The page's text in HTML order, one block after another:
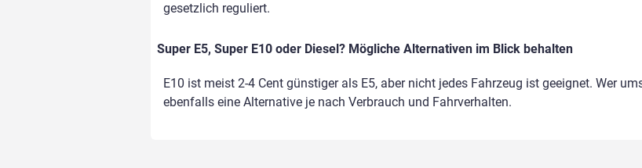
gesetzlich reguliert.
Super E5, Super E10 oder Diesel? Mögliche Alternativen im Blick behalten
E10 ist meist 2-4 Cent günstiger als E5, aber nicht jedes Fahrzeug ist geeignet. Wer
ebenfalls eine Alternative je nach Verbrauch und Fahrverhalten.